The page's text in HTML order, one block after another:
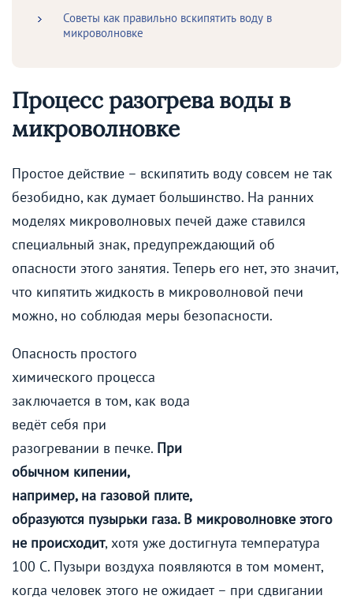
Советы как правильно вскипятить воду в
микроволновке
Процесс разогрева воды в
микроволновке
Простое действие – вскипятить воду совсем не так
безобидно, как думает большинство. На ранних
моделях микроволновых печей даже ставился
специальный знак, предупреждающий об
опасности этого занятия. Теперь его нет, это значит,
что кипятить жидкость в микроволновой печи
можно, но соблюдая меры безопасности.
Опасность простого
химического процесса
заключается в том, как вода
ведёт себя при
разогревании в печке. При
обычном кипении,
например, на газовой плите,
образуются пузырьки газа. В микроволновке этого
не происходит, хотя уже достигнута температура
100 С. Пузыри воздуха появляются в том момент,
когда человек этого не ожидает – при сдвигании